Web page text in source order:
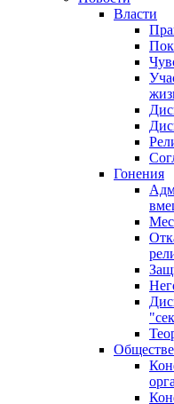
Власти
Гонения